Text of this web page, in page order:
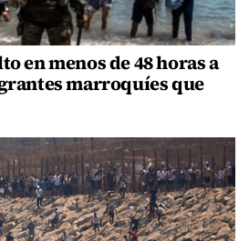
en menos de 48 horas a
marroquíes que